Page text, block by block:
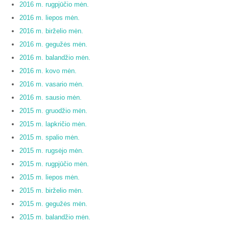
2016 m. rugpjūčio mėn.
2016 m. liepos mėn.
2016 m. birželio mėn.
2016 m. gegužės mėn.
2016 m. balandžio mėn.
2016 m. kovo mėn.
2016 m. vasario mėn.
2016 m. sausio mėn.
2015 m. gruodžio mėn.
2015 m. lapkričio mėn.
2015 m. spalio mėn.
2015 m. rugsėjo mėn.
2015 m. rugpjūčio mėn.
2015 m. liepos mėn.
2015 m. birželio mėn.
2015 m. gegužės mėn.
2015 m. balandžio mėn.